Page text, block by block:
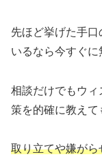
先ほど挙げた手
いるなら今すぐに
相談だけでもウ
策を的確に教えて
取り立てや嫌が